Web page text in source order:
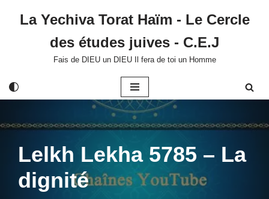
La Yechiva Torat Haïm - Le Cercle
des études juives - C.E.J
Fais de DIEU un DIEU Il fera de toi un Homme
Lelkh Lekha 5785 – La
dignité